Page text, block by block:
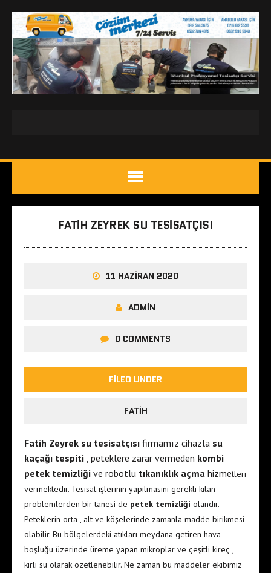
FATIH ZEYREK SU TESISATÇISI
11 HAZIRAN 2020
ADMIN
0 COMMENTS
FILED UNDER
FATIH
Fatih Zeyrek su tesisatçısı firmamız cihazla su
kaçağı tespiti , peteklere zarar vermeden kombi
petek temizliği ve robotlu tıkanıklık açma hizmetleri
vermektedir. Tesisat işlerinin yapılmasını gerekli kılan
problemlerden bir tanesi de petek temizliği olandır.
Peteklerin orta , alt ve köşelerinde zamanla madde birikmesi
olabilir. Bu bölgelerdeki atıkları meydana getiren hava
boşluğu üzerinde üreme yapan mikroplar ve çeşitli kireç ,
kirli su olarak özetlenebilir. Ne zaman bu maddeler ekibimiz